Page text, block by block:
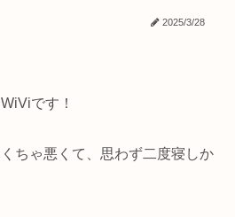
2025/3/28
です！
ちゃ悪くて、思わず二度寝しか